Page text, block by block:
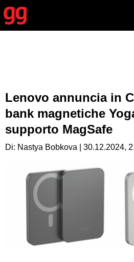
Lenovo annuncia in
bank magnetiche
supporto MagSafe
Di: Nastya Bobkova | 30.12.2024,